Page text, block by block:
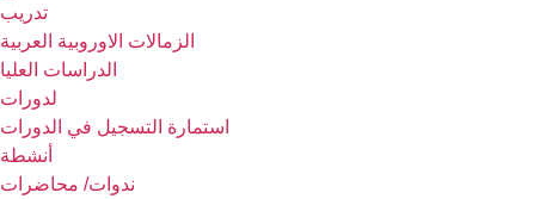
تدريب
الزمالات الاوروبية العربية
الدراسات العليا
لدورات
استمارة التسجيل في الدورات
أنشطة
ندوات/ محاضرات